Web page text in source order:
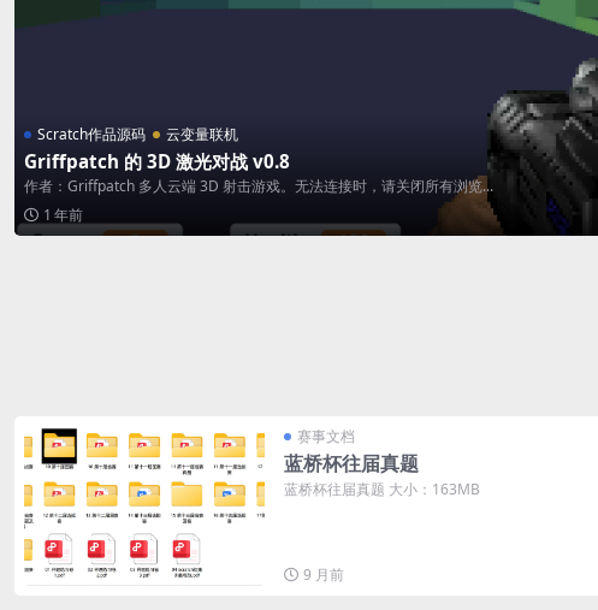
Scratch作品源码 云变量联机
Griffpatch 的 3D 激光对战 v0.8
作者：Griffpatch 多人云端 3D 射击游戏。无法连接时，请关闭所有浏览...
1 年前
赛事文档
蓝桥杯往届真题
蓝桥杯往届真题 大小：163MB
9 月前